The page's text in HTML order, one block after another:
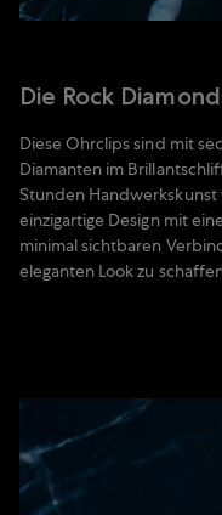
Die Rock
Diese Ohrclips sind mit
Diamanten im
Stunden
einzigartige Design mit
minimal sichtbaren
eleganten Look zu